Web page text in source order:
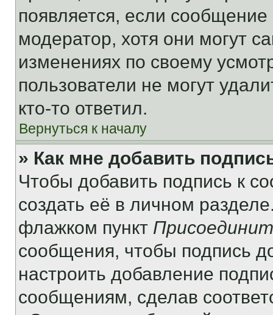
появляется, если
модератор, хотя они могут
изменениях по своему
пользователи не могут
кто-то ответил.
Вернуться к началу
» Как мне добавить
Чтобы добавить подпись к
создать её в личном
флажком пункт
сообщения, чтобы подпись
настроить добавление
сообщениям, сделав